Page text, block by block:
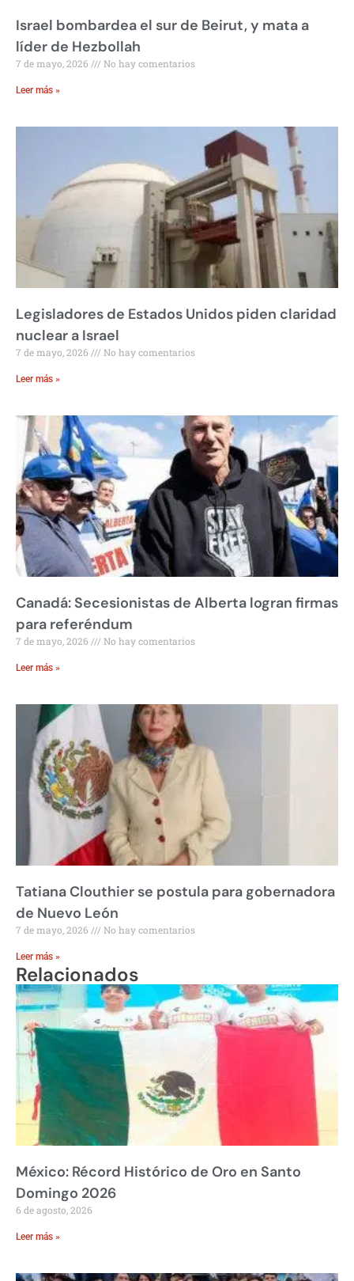
Israel bombardea el sur de Beirut, y mata a
líder de Hezbollah
7 de mayo, 2026 No hay comentarios
Leer más »
Legisladores de Estados Unidos piden claridad
nuclear a Israel
7 de mayo, 2026 No hay comentarios
Leer más »
Canadá: Secesionistas de Alberta logran firmas
para referéndum
7 de mayo, 2026 No hay comentarios
Leer más »
Tatiana Clouthier se postula para gobernadora
de Nuevo León
7 de mayo, 2026 No hay comentarios
Leer más »
Relacionados
México: Récord Histórico de Oro en Santo
Domingo 2026
6 de agosto, 2026
Leer más »